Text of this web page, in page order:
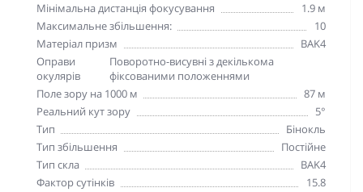
Мінімальна дистанція фокусування
1.9 м
Максимальне збільшення:
10
Матеріал призм
BAK4
Оправи
окулярів
Поворотно-висувні з декількома
фіксованими положеннями
Поле зору на 1000 м
87 м
Реальний кут зору
5°
Тип
Бінокль
Тип збільшення
Постійне
Тип скла
BAK4
Фактор сутінків
15.8